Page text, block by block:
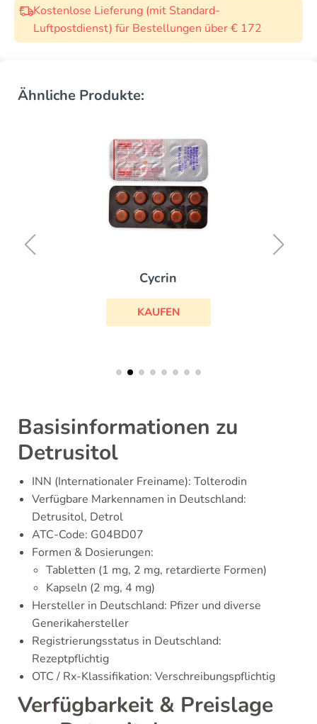
Kostenlose Lieferung (mit Standard-
Luftpostdienst) für Bestellungen über € 172
Ähnliche Produkte:
Cycrin
KAUFEN
Basisinformationen zu
Detrusitol
INN (Internationaler Freiname): Tolterodin
Verfügbare Markennamen in Deutschland:
Detrusitol, Detrol
ATC-Code: G04BD07
Formen & Dosierungen:
Tabletten (1 mg, 2 mg, retardierte Formen)
Kapseln (2 mg, 4 mg)
Hersteller in Deutschland: Pfizer und diverse
Generikahersteller
Registrierungsstatus in Deutschland:
Rezeptpflichtig
OTC / Rx-Klassifikation: Verschreibungspflichtig
Verfügbarkeit & Preislage